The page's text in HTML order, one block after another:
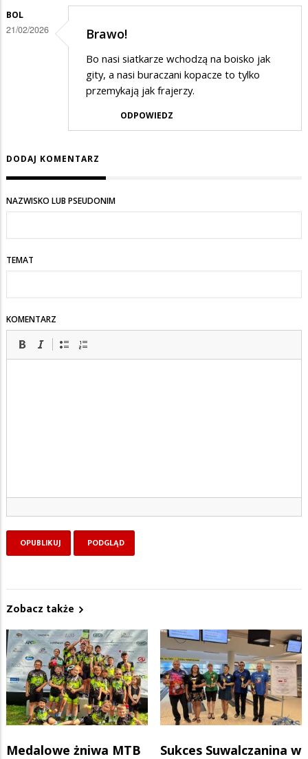
BOL
21/02/2026 Brawo!
Bo nasi siatkarze wchodzą na boisko jak
gity, a nasi buraczani kopacze to tylko
przemykają jak frajerzy.
ODPOWIEDZ
DODAJ KOMENTARZ
NAZWISKO LUB PSEUDONIM
TEMAT
KOMENTARZ
Zobacz także
Medalowe żniwa MTB
Sukces Suwalczanina w